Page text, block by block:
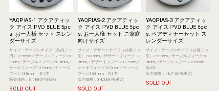
YAQPIAS-1 アクアティッ
ク アイス PVD BLUE 5pc
s. お一人様 セット スレン
ダーサイズ
サイズ：テーブルナイフ（共柄ノコ
刃）229mm／テーブルフォーク20
3mm／テーブルスプーン203mm／
ケーキフォーク137mm／ティース
プーン138mm 各1本
販売価格：34,880円(税込)
SOLD OUT
YAQPIAS-2 アクアティッ
ク アイス PVD BLUE 5pc
s. お一人様 セット ご家庭
向けサイズ
サイズ：デザートナイフ（共柄ノコ
刃）201mm／デザートフォーク17
9mm／デザートスプーン177mm／
ケーキフォーク137mm／ティース
プーン138mm 各1本
販売価格：34,330円(税込)
SOLD OUT
YAQPIAS-3 アクアティッ
ク アイス PVD BLUE 6pc
s. ペアディナーセット ス
レンダーサイズ
サイズ：テーブルナイフ（共柄ノコ
刃）229mm／テーブルフォーク20
3mm／テーブルスプーン203mm
各2本
販売価格：48,740円(税込)
SOLD OUT